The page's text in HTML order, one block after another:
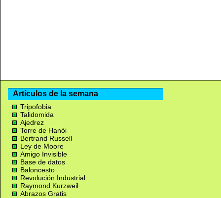
Artículos de la semana
Tripofobia
Talidomida
Ajedrez
Torre de Hanói
Bertrand Russell
Ley de Moore
Amigo Invisible
Base de datos
Baloncesto
Revolución Industrial
Raymond Kurzweil
Abrazos Gratis